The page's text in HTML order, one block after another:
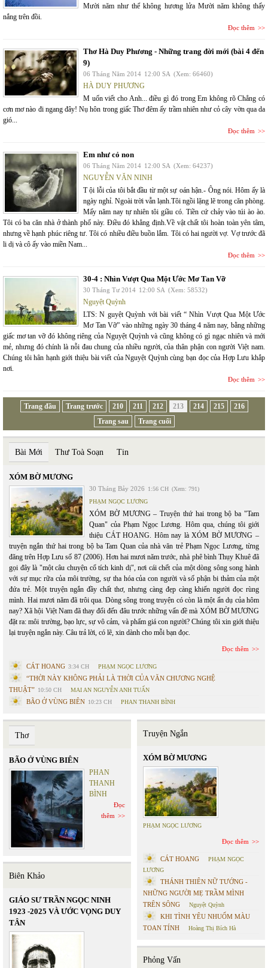
Mười năm như thể không hương lửa Mười năm không thấy
nắng trên đồi.
Đọc thêm
Thơ Hà Duy Phương - Những trang đời mới (bài 4 đến
9)
06 Tháng Năm 2014 12:00 SA (Xem: 66460)
HÀ DUY PHƯƠNG
M uốn viết cho Anh... điều gì đó trong Em không rõ Chẳng có
cơn mơ nào đi ngang đây! Nụ hôn trong giấc Thơ đêm ấy trầm nhiên như cỏ cây vờn qua da
gió...
Đọc thêm
Em như cỏ non
06 Tháng Năm 2014 12:00 SA (Xem: 64237)
NGUYỄN VĂN NINH
T ội lỗi của tôi bắt đầu từ một sự oán hận.- Ông nói. Hôm ấy là
ngày nghỉ. Ngoài trời vẫn lạnh.Tôi ngồi lặng lẽ trong căn phòng.
Mấy năm nay tự nhiên tôi giầu có. Tiền cứ chảy vào túi ào ào.
Tôi có ba căn nhà ở thành phố này. Điều đó khẳng định.Về vật chất tôi hoàn toàn yên tâm,
nhưng về hạnh phúc riêng tư. Tôi có nhiều điều buồn lắm. Tôi có hai người vợ. Vợ trước đã
li dị và cô ấy vào miền Nam...
Đọc thêm
30-4 : Nhìn Vượt Qua Một Ước Mơ Tan Vỡ
30 Tháng Tư 2014 12:00 SA (Xem: 58532)
Nguyệt Quỳnh
LTS: N guyệt Quỳnh với bài viết “ Nhìn Vượt Qua Một Ước
Mơ Tan Vỡ” vào những ngày 30 tháng 4 năm nay, bằng những
giấc mơ tan vỡ đó không riêng của Nguyệt Quỳnh và cũng không có gì ngạc nhiên và mới
mẻ, nhưng đó chính là nỗi đau chung của nhiều người, của thân phận con người Việt nam.
Chúng tôi hân hạnh giới thiệu bài viết của Nguyệt Quỳnh cùng bạn đọc của Hợp Lưu khắp
nơi.
Đọc thêm
Trang đầu Trang trước 210 211 212 213 214 215
216
Trang sau
Trang cuối
Bài Mới Thư Toà Soạn Tin
XÓM BỜ MƯƠNG
30 Tháng Bảy 2026 1:56 CH (Xem: 791)
PHẠM NGỌC LƯƠNG
XÓM BỜ MƯƠNG – Truyện thứ hai trong bộ ba "Tam
Quan" của Phạm Ngọc Lương. Hôm qua, chúng tôi giới
thiệu CÁT HOANG. Hôm nay là XÓM BỜ MƯƠNG –
truyện ngắn thứ hai trong bộ ba Tam Quan của nhà văn trẻ Phạm Ngọc Lương, từng
đăng trên Hợp Lưu số 87 (2006). Hơn hai mươi năm trước, nhà phê bình Thụy Khuê đã
gọi đây là "một câu chuyện cổ tích kinh dị", nơi cái chết của một dòng sông song hành
với sự mục rữa của môi trường, sự tha hóa của con người và số phận bi thảm của một
đứa trẻ. Một truyện ngắn đầy chất thơ, nhưng càng đẹp càng khiến người đọc rùng
mình. Hai mươi năm đã trôi qua. Dòng sông trong truyện có còn là một ẩn dụ của hôm
nay? Xã hội Việt Nam đã thay đổi đến đâu trước những vấn đề mà XÓM BỜ MƯƠNG
đặt ra: môi trường, bạo lực, sự vô cảm, và phẩm giá con người? Chúng tôi xin giới thiệu
lại truyện ngắn này. Câu trả lời, có lẽ, xin dành cho mỗi bạn đọc.
Đọc thêm
CÁT HOANG 3:34 CH PHẠM NGỌC LƯƠNG
“THỜI NÀY KHÔNG PHẢI LÀ THỜI CỦA VĂN CHƯƠNG NGHỆ
THUẬT” 10:50 CH MAI AN NGUYỄN ANH TUẤN
BÃO Ở VÙNG BIÊN 10:23 CH PHAN THANH BÌNH
Thơ
BÃO Ở VÙNG BIÊN
PHAN
THANH
BÌNH
Đọc
thêm
Biên Khảo
GIÁO SƯ TRẦN NGỌC NINH
1923 -2025 VÀ ƯỚC VỌNG DUY
TÂN
Truyện Ngắn
XÓM BỜ MƯƠNG
PHẠM NGỌC LƯƠNG
Đọc thêm
CÁT HOANG
PHẠM NGỌC
LƯƠNG
THÁNH THIÊN NỮ TƯỚNG -
NHỮNG NGƯỜI MẸ TRẦM MÌNH
TRÊN SÔNG
Nguyệt Quỳnh
KHI TÌNH YÊU NHUỐM MÀU
TOAN TÍNH
Hoàng Thị Bích Hà
Phỏng Vấn